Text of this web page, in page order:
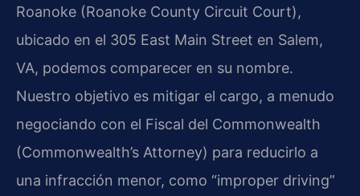
Roanoke (Roanoke County Circuit Court),
ubicado en el 305 East Main Street en Salem,
VA, podemos comparecer en su nombre.
Nuestro objetivo es mitigar el cargo, a menudo
negociando con el Fiscal del Commonwealth
(Commonwealth’s Attorney) para reducirlo a
una infracción menor, como “improper driving”